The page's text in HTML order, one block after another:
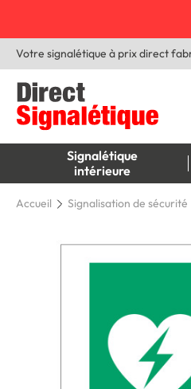
Votre signalétique à prix direct
Signalétique
intérieure
Accueil Signalisation de sécurité